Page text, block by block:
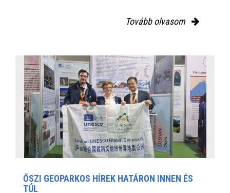
Tovább olvasom
ŐSZI GEOPARKOS HÍREK HATÁRON INNEN ÉS
TÚL